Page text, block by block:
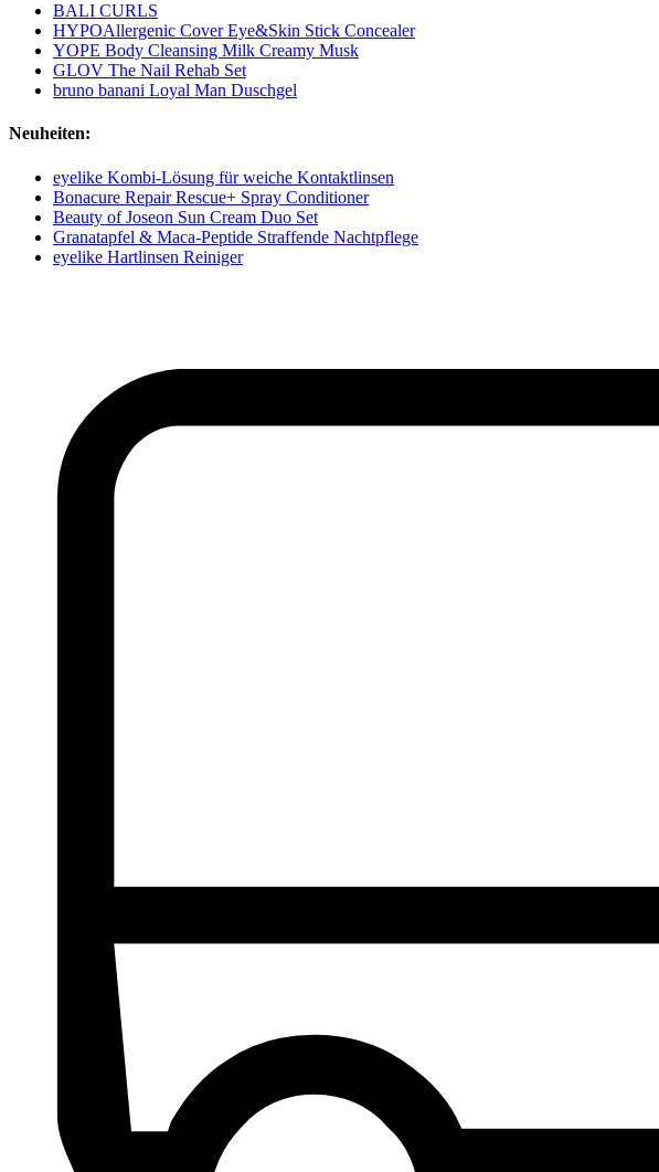
BALI CURLS
HYPOAllergenic Cover Eye&Skin Stick Concealer
YOPE Body Cleansing Milk Creamy Musk
GLOV The Nail Rehab Set
bruno banani Loyal Man Duschgel
Neuheiten:
eyelike Kombi-Lösung für weiche Kontaktlinsen
Bonacure Repair Rescue+ Spray Conditioner
Beauty of Joseon Sun Cream Duo Set
Granatapfel & Maca-Peptide Straffende Nachtpflege
eyelike Hartlinsen Reiniger